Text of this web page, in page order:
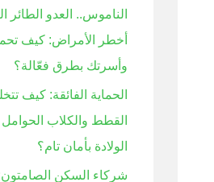
الناموس.. العدو الطائر
أخطر الأمراض: كيف
وأسرتك بطرق فعّالة؟
الحماية الفائقة: كيف
القطط والكلاب الحوامل
الولادة بأمان تام؟
شركاء السكن